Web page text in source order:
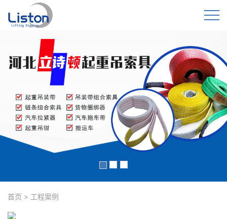
首页 > 工程案例